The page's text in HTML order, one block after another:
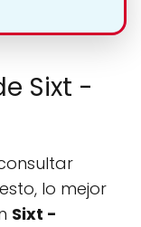
Sixt -
lo mejor
Sixt -